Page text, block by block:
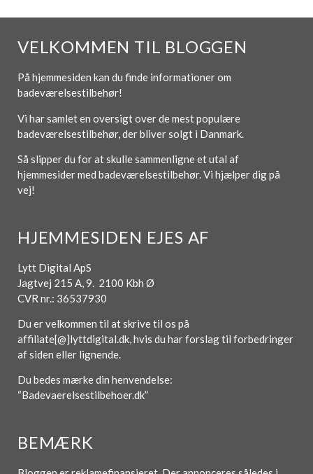
VELKOMMEN TIL BLOGGEN
På hjemmesiden kan du finde informationer om
badeværelsestilbehør!
Vi har samlet en oversigt over de mest populære
badeværelsestilbehør, der bliver solgt i Danmark.
Så slipper du for at skulle sammenligne et utal af
hjemmesider med badeværelsestilbehør. Vi hjælper dig på
vej!
HJEMMESIDEN EJES AF
Lytt Digital ApS
Jagtvej 215 A, 9. 2100 Kbh Ø
CVR nr.: 36537930
Du er velkommen til at skrive til os på
affiliate[@]lyttdigital.dk, hvis du har forslag til forbedringer
af siden eller lignende.
Du bedes mærke din henvendelse:
“Badevaerelsestilbehoer.dk”
BEMÆRK